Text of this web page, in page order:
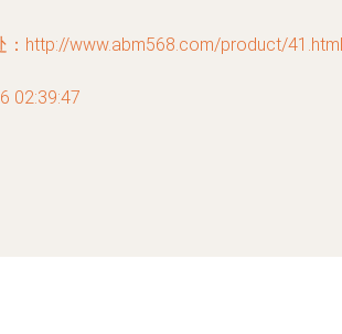
：http://www.abm568.com/product/41.html
02:39:47